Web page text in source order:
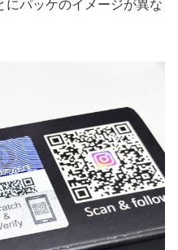
にパッケのイメージが異な